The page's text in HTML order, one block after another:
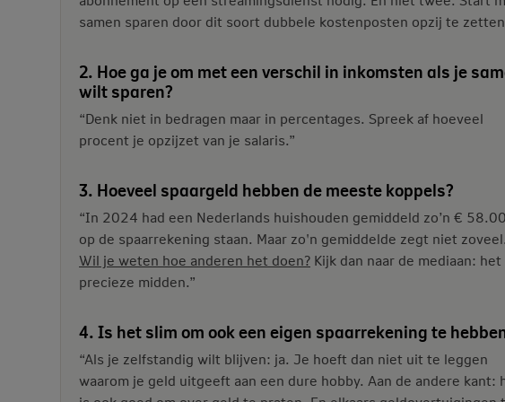
samen sparen door dit soort dubbele kostenposten opzij te
2. Hoe ga je om met een verschil in inkomsten als je
wilt sparen?
“Denk niet in bedragen maar in percentages. Spreek af hoeveel
procent je opzijzet van je salaris.”
3. Hoeveel spaargeld hebben de meeste koppels?
“In 2024 had een Nederlands huishouden gemiddeld zo’n €
op de spaarrekening staan. Maar zo'n gemiddelde zegt niet zoveel.
Wil je weten hoe anderen het doen? Kijk dan naar de mediaan: het
precieze midden.”
4. Is het slim om ook een eigen spaarrekening te
“Als je zelfstandig wilt blijven: ja. Je hoeft dan niet uit te leggen
waarom je geld uitgeeft aan een dure hobby. Aan de andere kant: